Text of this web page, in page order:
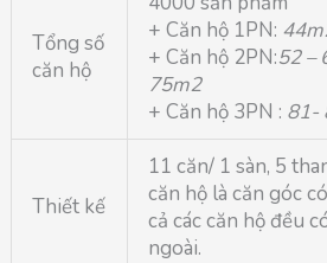
Tổng số
căn hộ
+ Căn hộ 1PN:
+ Căn hộ 2PN:52 –
75m2
+ Căn hộ 3PN : 81-
Thiết kế
11 căn/ 1 sàn, 5
căn hộ là căn góc
cả các căn hộ đều
ngoài.